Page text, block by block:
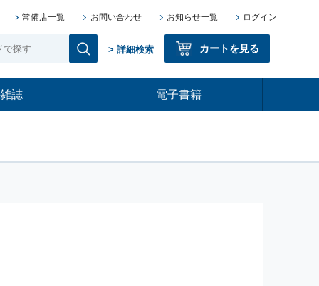
常備店一覧 お問い合わせ お知らせ一覧 ログイン
> 詳細検索 カートを見る
雑誌 電子書籍